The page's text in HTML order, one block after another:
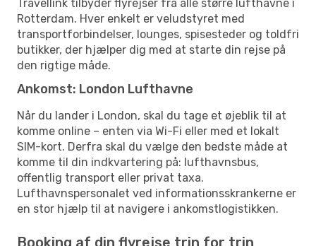
Travellink tilbyder flyrejser fra alle større lufthavne i
Rotterdam. Hver enkelt er veludstyret med
transportforbindelser, lounges, spisesteder og toldfri
butikker, der hjælper dig med at starte din rejse på
den rigtige måde.
Ankomst: London Lufthavne
Når du lander i London, skal du tage et øjeblik til at
komme online – enten via Wi-Fi eller med et lokalt
SIM-kort. Derfra skal du vælge den bedste måde at
komme til din indkvartering på: lufthavnsbus,
offentlig transport eller privat taxa.
Lufthavnspersonalet ved informationsskrankerne er
en stor hjælp til at navigere i ankomstlogistikken.
Booking af din flyrejse trin for trin